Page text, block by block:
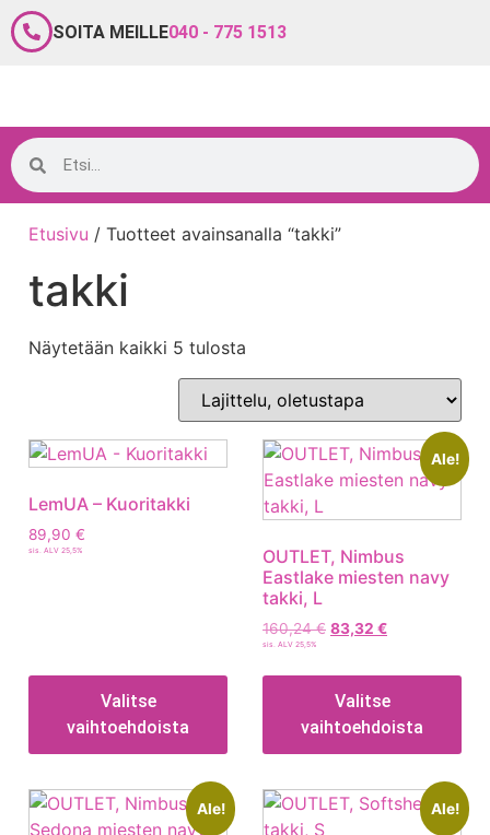
SOITA MEILLE040 - 775 1513
Etusivu / Tuotteet avainsanalla “takki”
takki
Näytetään kaikki 5 tulosta
LemUA – Kuoritakki
89,90 €
sis. ALV 25,5%
Valitse
vaihtoehdoista
Ale!
OUTLET, Nimbus
Eastlake miesten navy
takki, L
160,24€ 83,32 €
sis. ALV 25,5%
Valitse
vaihtoehdoista
Ale! Ale!